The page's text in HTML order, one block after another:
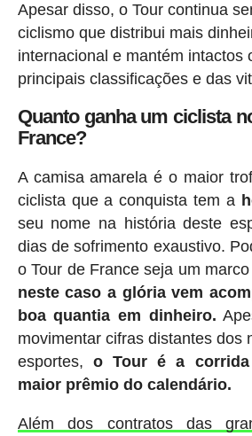
Apesar disso, o Tour continua
ciclismo que distribui mais
internacional e mantém intactos
principais classificações e das
Quanto ganha um ciclista
France?
A camisa amarela é o maior
ciclista que a conquista tem a
seu nome na história deste
dias de sofrimento exaustivo.
o Tour de France seja um
neste caso a glória vem
boa quantia em dinheiro.
movimentar cifras distantes dos
esportes, o Tour é a
maior prêmio do calendário.
Além dos contratos das